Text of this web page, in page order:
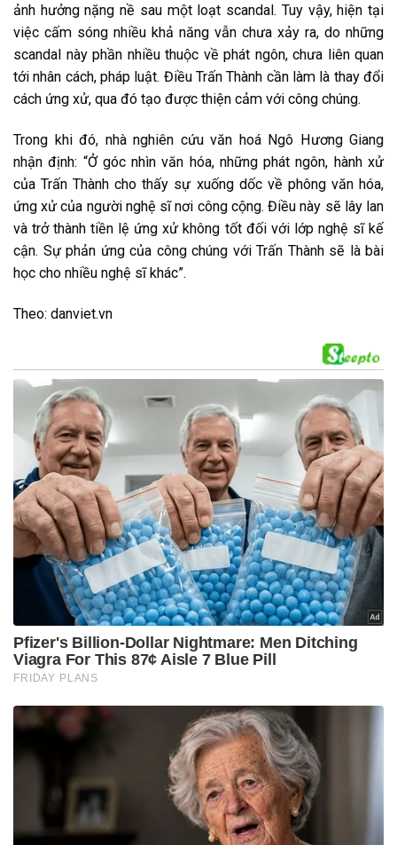
ảnh hưởng nặng nề sau một loạt scandal. Tuy vậy, hiện tại
việc cấm sóng nhiều khả năng vẫn chưa xảy ra, do những
scandal này phần nhiều thuộc về phát ngôn, chưa liên quan
tới nhân cách, pháp luật. Điều Trấn Thành cần làm là thay đổi
cách ứng xử, qua đó tạo được thiện cảm với công chúng.
Trong khi đó, nhà nghiên cứu văn hoá Ngô Hương Giang
nhận định: “Ở góc nhìn văn hóa, những phát ngôn, hành xử
của Trấn Thành cho thấy sự xuống dốc về phông văn hóa,
ứng xử của người nghệ sĩ nơi công cộng. Điều này sẽ lây lan
và trở thành tiền lệ ứng xử không tốt đối với lớp nghệ sĩ kế
cận. Sự phản ứng của công chúng với Trấn Thành sẽ là bài
học cho nhiều nghệ sĩ khác”.
Theo: danviet.vn